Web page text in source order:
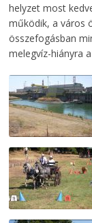
helyzet most
működik, a város
összefogásban
melegvíz-hiányra